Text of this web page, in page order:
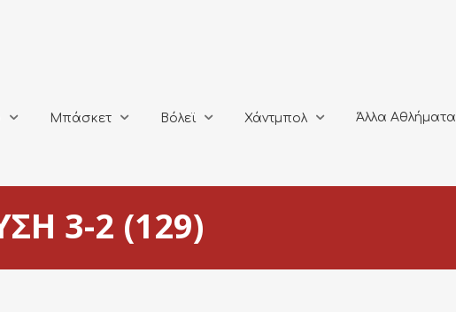
Μπάσκετ Βόλεϊ Χάντμπολ Άλλα Αθλήματα
3-2 (129)